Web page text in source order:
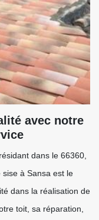
avec notre
dans le 66360,
à Sansa est le
dans la réalisation de
toit, sa réparation,